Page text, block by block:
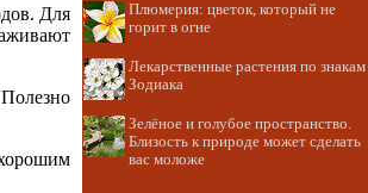
Для
Полезно
Плюмерия: цветок, который не
горит в огне
Лекарственные растения по знакам
Зодиака
Зелёное и голубое пространство.
Близость к природе может сделать
вас моложе